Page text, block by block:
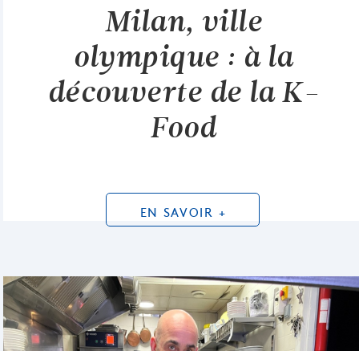
Milan, ville
olympique : à la
découverte de la K-
Food
EN SAVOIR +